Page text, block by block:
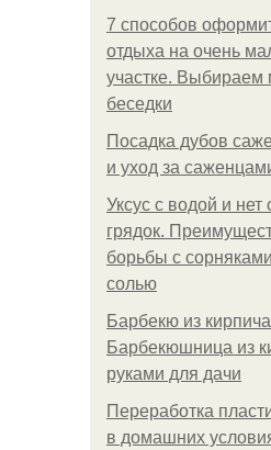
7 способов
отдыха на очень
участке. Выбираем
беседки
Посадка дубов
и уход за
Уксус с водой и
грядок.
борьбы с
солью
Барбекю из
Барбекюшница из
руками для дачи
Переработка
в домашних